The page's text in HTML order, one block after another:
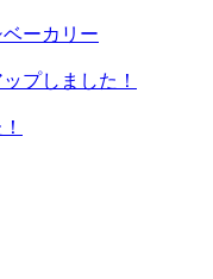
ーカリー
プしました！